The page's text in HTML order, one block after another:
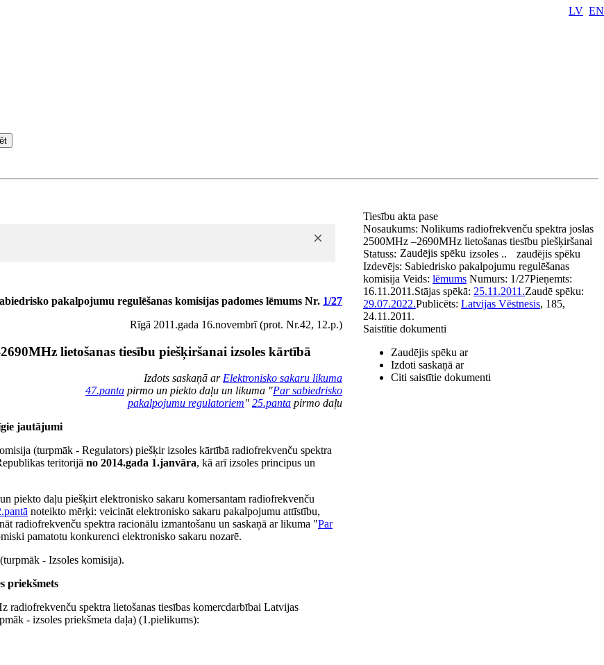
LV EN
pakalpojumu regulēšanas komisijas padomes lēmums Nr. 1/27
Rīgā 2011.gada 16.novembrī (prot. Nr.42, 12.p.)
lietošanas tiesību piešķiršanai izsoles kārtībā
Izdots saskaņā arElektronisko sakaru likuma
47.panta pirmo un piekto daļu un likuma "Par sabiedrisko
pakalpojumu regulatoriem" 25.panta pirmo daļu
jautājumi
(turpmāk - Regulators) piešķir izsoles kārtībā radiofrekvenču spektra
teritorijā no 2014.gada 1.janvāra, kā arī izsoles principus un
piekto daļu piešķirt elektronisko sakaru komersantam radiofrekvenču
noteikto mērķi: veicināt elektronisko sakaru pakalpojumu attīstību,
radiofrekvenču spektra racionālu izmantošanu un saskaņā ar likuma "Par
pamatotu konkurenci elektronisko sakaru nozarē.
- Izsoles komisija).
priekšmets
spektra lietošanas tiesības komercdarbībai Latvijas
- izsoles priekšmeta daļa) (1.pielikums):
Tiesību akta pase
Nosaukums: Nolikums radiofrekvenču spektra joslas
2500MHz –2690MHz lietošanas tiesību piešķiršanai
izsoles ..
Statuss: Zaudējis spēku
zaudējis spēku
Izdevējs: Sabiedrisko pakalpojumu regulēšanas
komisija Veids: lēmums Numurs: 1/27Pieņemts:
16.11.2011.Stājas spēkā: 25.11.2011.Zaudē spēku:
29.07.2022.Publicēts: Latvijas Vēstnesis, 185,
24.11.2011.
Saistītie dokumenti
Zaudējis spēku ar
Izdoti saskaņā ar
Citi saistītie dokumenti